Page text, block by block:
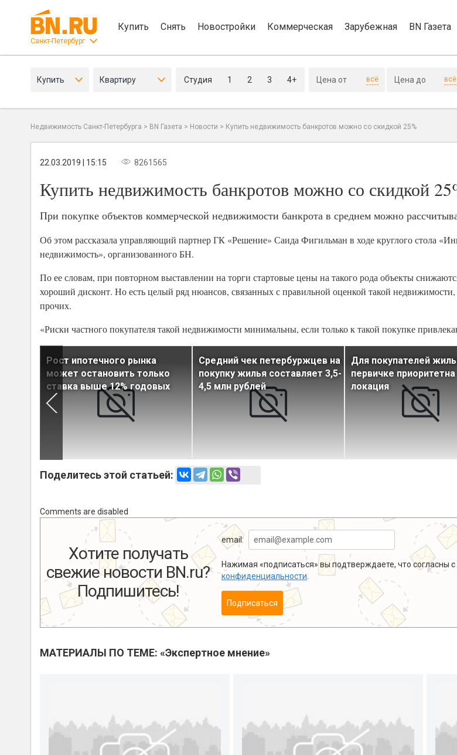
Санкт-Петербург
Купить Снять Новостройки Коммерческая Зарубежная BN Газета
Купить Квартиру Студия 1 2 3 4+ всё всё
Недвижимость Санкт-Петербурга > BN Газета > Новости > Купить недвижимость банкротов можно со скидкой 25%
22.03.2019 | 15:15 8261565
Купить недвижимость банкротов можно со скидкой
При покупке объектов коммерческой недвижимости банкрота в среднем можно
Об этом рассказала управляющий партнер ГК «Решение» Саида Фигильман в ходе круглого стола
недвижимость», организованного БН.
По ее словам, при повторном выставлении на торги стартовые цены на такого рода объекты
хороший дисконт. Но есть целый ряд нюансов, связанных с правильной оценкой такой недвижимости,
прочих.
«Риски частного покупателя такой недвижимости минимальны, если только к такой покупке
Рост ипотечного рынка
может остановить только
ставка выше 12% годовых
Средний чек петербуржцев на
покупку жилья составляет 3,5-
4,5 млн рублей
Для покупателей
первичке приоритетна
локация
Поделитесь этой статьей:
Comments are disabled
Хотите получать
свежие новости BN.ru?
Подпишитесь!
email:
Нажимая «подписаться» вы подтверждаете, что согласны с
конфиденциальности
Подписаться
МАТЕРИАЛЫ ПО ТЕМЕ: «Экспертное мнение»